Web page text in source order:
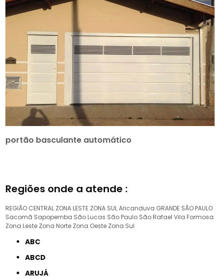
portão basculante automático
Regiões onde a atende :
REGIÃO CENTRAL ZONA LESTE ZONA SULAricanduva GRANDE SÃO PAULO
Sacomã Sapopemba São Lucas São Paulo São Rafael Vila Formosa
Zona Leste Zona Norte Zona Oeste Zona Sul
ABC
ABCD
ARUJÁ